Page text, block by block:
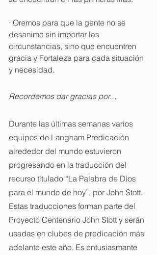
· Oremos para que la gente no se
desanime sin importar las
circunstancias, sino que encuentren
gracia y Fortaleza para cada situación
y necesidad.
Recordemos dar gracias por…
Durante las últimas semanas varios
equipos de Langham Predicación
alrededor del mundo estuvieron
progresando en la traducción del
recurso titulado “La Palabra de Dios
para el mundo de hoy”, por John Stott.
Estas traducciones forman parte del
Proyecto Centenario John Stott y serán
usadas en clubes de predicación más
adelante este año. Es entusiasmante